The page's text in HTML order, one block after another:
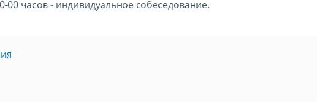
00 часов - индивидуальное собеседование.